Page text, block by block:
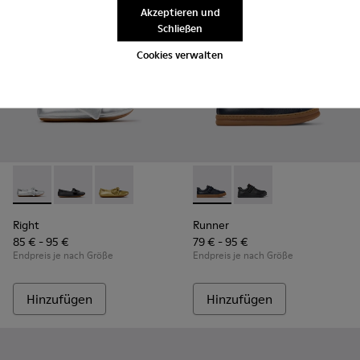
Cookies verwalten
Akzeptieren und
Schließen
Right - K800702-002 - Graue Lederballerinas für Kinder.
Right - K800702-006
Right - K800702-004
Right
85 € - 95 €
Endpreis je nach Größe
Hinzufügen
Runner - K800319-006 -
Runner - K800319-
Runner
79 € - 95 €
Endpreis je nach Größe
Hinzufügen